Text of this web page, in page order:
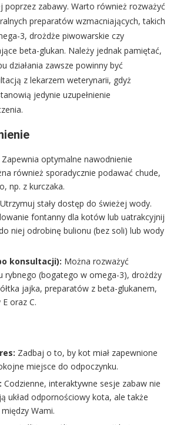
poprzez zabawy. Warto również rozważyć
preparatów wzmacniających, takich
3, drożdże piwowarskie czy
beta-glukan. Należy jednak pamiętać,
działania zawsze powinny być
z lekarzem weterynarii, gdyż
jedynie uzupełnienie
Zapewnia optymalne nawodnienie
również sporadycznie podawać chude,
np. z kurczaka.
Utrzymuj stały dostęp do świeżej wody.
fontanny dla kotów lub uatrakcyjnij
niej odrobinę bulionu (bez soli) lub wody
konsultacji): Można rozważyć
rybnego (bogatego w omega-3), drożdży
jajka, preparatów z beta-glukanem,
oraz C.
Zadbaj o to, by kot miał zapewnione
miejsce do odpoczynku.
Codzienne, interaktywne sesje zabaw nie
układ odpornościowy kota, ale także
Wami.